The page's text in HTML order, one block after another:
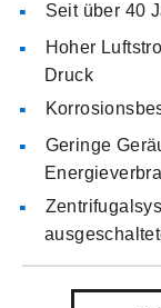
Seit über 40
Hoher
Druck
Geringe